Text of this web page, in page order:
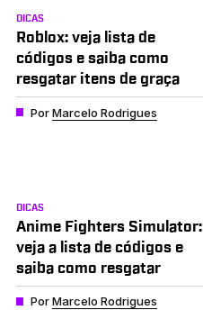
DICAS
Roblox: veja lista de
códigos e saiba como
resgatar itens de graça
PorMarcelo Rodrigues
DICAS
Anime Fighters Simulator:
veja a lista de códigos e
saiba como resgatar
PorMarcelo Rodrigues